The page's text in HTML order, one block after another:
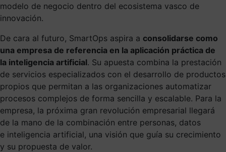
modelo de negocio dentro del ecosistema vasco de
innovación.
De cara al futuro, SmartOps aspira a consolidarse como
una empresa de referencia en la aplicación práctica de
la inteligencia artificial. Su apuesta combina la prestación
de servicios especializados con el desarrollo de productos
propios que permitan a las organizaciones automatizar
procesos complejos de forma sencilla y escalable. Para la
empresa, la próxima gran revolución empresarial llegará
de la mano de la combinación entre personas, datos
e inteligencia artificial, una visión que guía su crecimiento
y su propuesta de valor.